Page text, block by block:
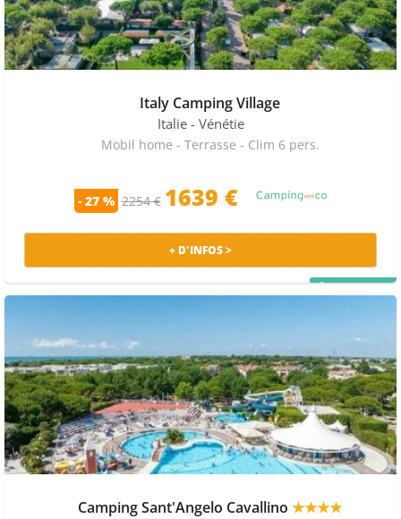
Italy Camping Village
Italie - Vénétie
Mobil home - Terrasse - Clim 6 pers.
- 27 % 2254 € 1639 €
+ D'INFOS >
Camping Sant'Angelo Cavallino ★★★★